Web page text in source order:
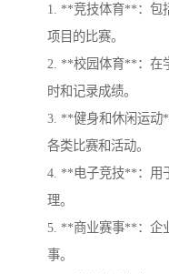
1. **竞技体育**：包
项目的比赛。
2. **校园体育**：在
时和记录成绩。
3. **健身和休闲运动
各类比赛和活动。
4. **电子竞技**：用
理。
5. **商业赛事**：企
事。